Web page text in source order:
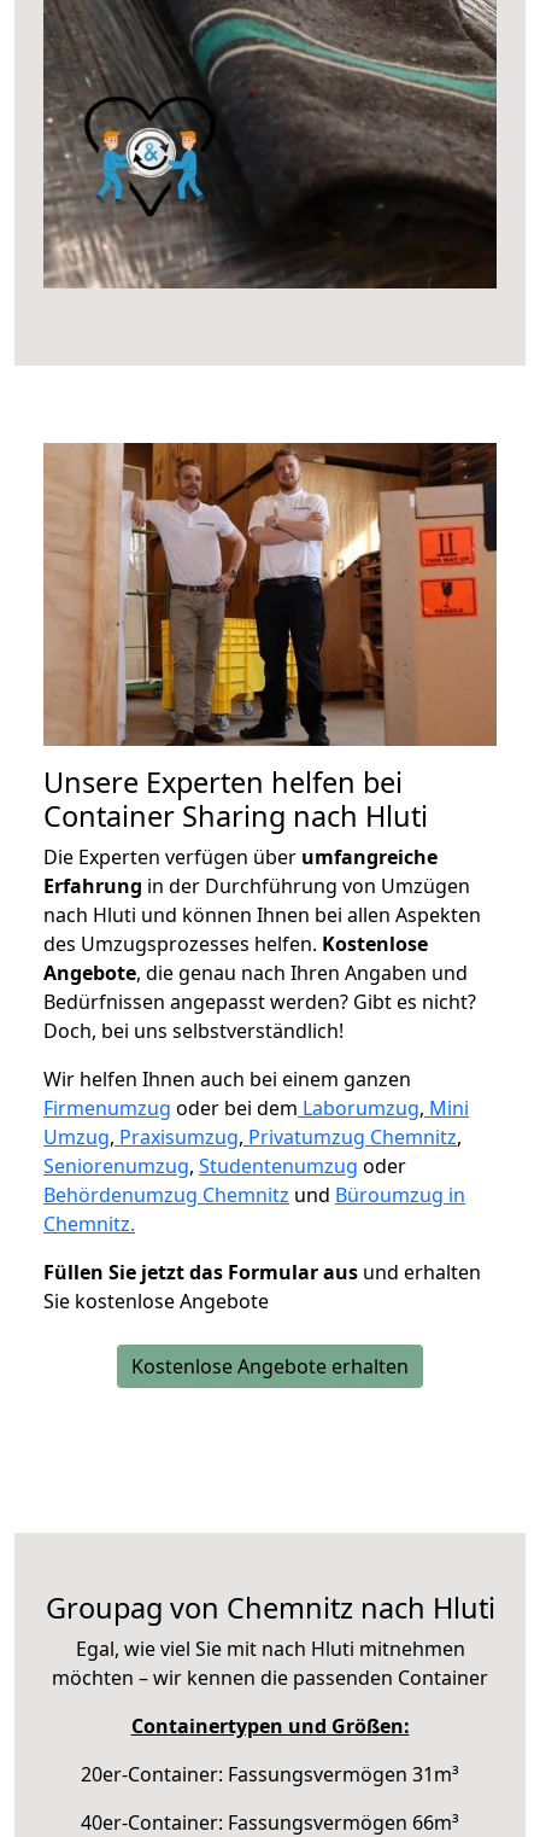
Unsere Experten helfen bei
Container Sharing nach Hluti
Die Experten verfügen über umfangreiche
Erfahrung in der Durchführung von Umzügen
nach Hluti und können Ihnen bei allen Aspekten
des Umzugsprozesses helfen. Kostenlose
Angebote, die genau nach Ihren Angaben und
Bedürfnissen angepasst werden? Gibt es nicht?
Doch, bei uns selbstverständlich!
Wir helfen Ihnen auch bei einem ganzen
Firmenumzug oder bei dem Laborumzug, Mini
Umzug, Praxisumzug, Privatumzug Chemnitz,
Seniorenumzug, Studentenumzug oder
Behördenumzug Chemnitz und Büroumzug in
Chemnitz.
Füllen Sie jetzt das Formular aus und erhalten
Sie kostenlose Angebote
Kostenlose Angebote erhalten
Groupag von Chemnitz nach Hluti
Egal, wie viel Sie mit nach Hluti mitnehmen
möchten – wir kennen die passenden Container
Containertypen und Größen:
20er-Container: Fassungsvermögen 31m³
40er-Container: Fassungsvermögen 66m³